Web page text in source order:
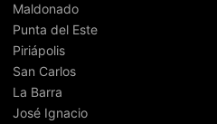
Maldonado
Punta del Este
Piriápolis
San Carlos
La Barra
José Ignacio